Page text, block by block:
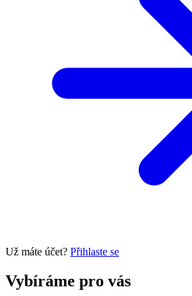
Už máte účet? Přihlaste se
Vybíráme pro vás